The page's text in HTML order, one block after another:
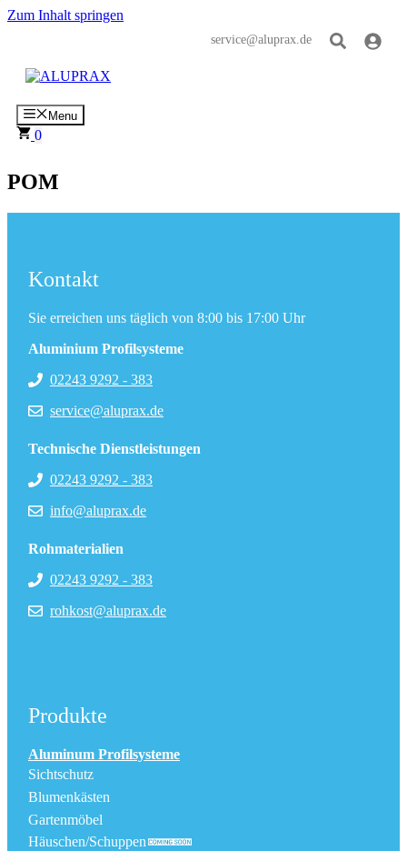
Zum Inhalt springen
service@aluprax.de
Menu
0
POM
Kontakt
Sie erreichen uns täglich von 8:00 bis 17:00 Uhr
Aluminium Profilsysteme
02243 9292 - 383
service@aluprax.de
Technische Dienstleistungen
02243 9292 - 383
info@aluprax.de
Rohmaterialien
02243 9292 - 383
rohkost@aluprax.de
Produkte
Aluminum Profilsysteme
Sichtschutz
Blumenkästen
Gartenmöbel
Häuschen/Schuppen